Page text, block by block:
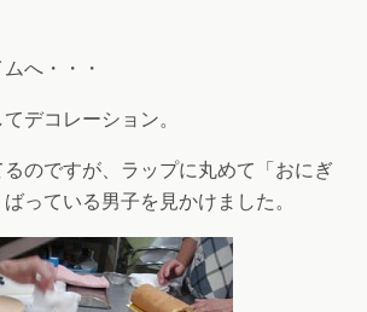
へ・・・
デコレーション。
のですが、ラップに丸めて「おにぎ
っている男子を見かけました。